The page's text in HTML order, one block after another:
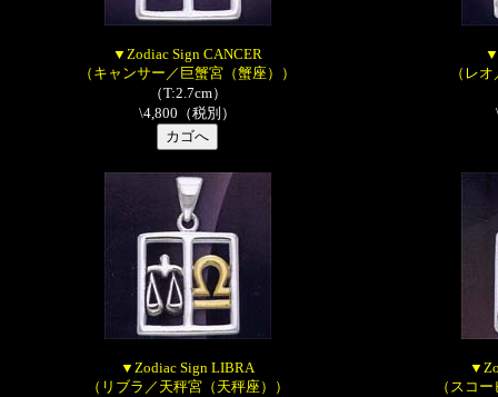
▼Zodiac Sign CANCER
（キャンサー／巨蟹宮（蟹座））
（T:2.7cm）
\4,800（税別）
（レ
▼Zodiac Sign LIBRA
（リブラ／天秤宮（天秤座））
（スコ